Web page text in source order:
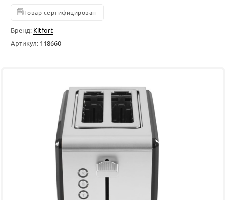
Товар сертифицирован
Бренд: Kitfort
Артикул: 118660